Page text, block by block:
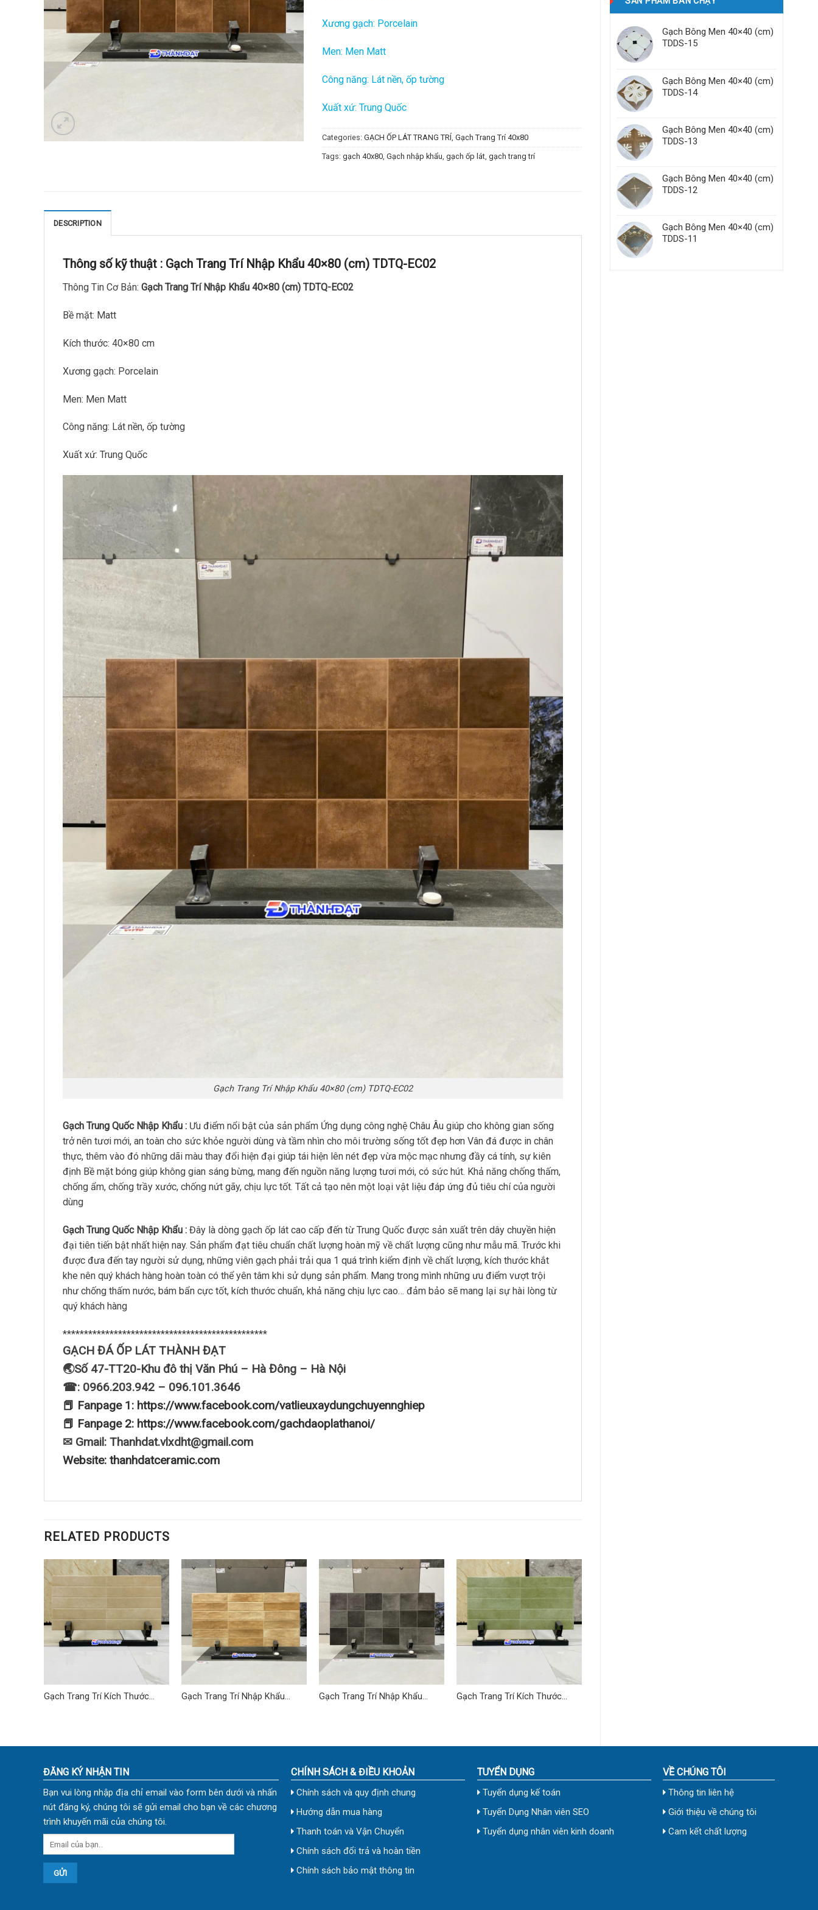
Gạch Bông Men 40×40 (cm)
TDDS-15
Gạch Bông Men 40×40 (cm)
TDDS-14
Gạch Bông Men 40×40 (cm)
TDDS-13
Gạch Bông Men 40×40 (cm)
TDDS-12
Gạch Bông Men 40×40 (cm)
TDDS-11
Xương gạch: Porcelain
Men: Men Matt
Công năng: Lát nền, ốp tường
Xuất xứ: Trung Quốc
Categories: GẠCH ỐP LÁT TRANG TRÍ Gạch Trang Trí 40x80
Tags: gạch 40x80 Gạch nhập khẩu gạch ốp lát gạch trang trí
DESCRIPTION
Thông số kỹ thuật : Gạch Trang Trí Nhập Khẩu 40×80 (cm) TDTQ-EC02
Thông Tin Cơ Bản: Gạch Trang Trí Nhập Khẩu 40×80 (cm) TDTQ-EC02
Bề mặt: Matt
Kích thước: 40×80 cm
Xương gạch: Porcelain
Men: Men Matt
Công năng: Lát nền, ốp tường
Xuất xứ: Trung Quốc
Gạch Trang Trí Nhập Khẩu 40×80 (cm) TDTQ-EC02
Gạch Trung Quốc Nhập Khẩu : Ưu điểm nổi bật của sản phẩm Ứng dụng công nghệ Châu Âu giúp cho không gian sống
trở nên tươi mới, an toàn cho sức khỏe người dùng và tầm nhìn cho môi trường sống tốt đẹp hơn Vân đá được in chân
thực, thêm vào đó những dãi màu thay đổi hiện đại giúp tái hiện lên nét đẹp vừa mộc mạc nhưng đầy cá tính, sự kiên
định Bề mặt bóng giúp không gian sáng bừng, mang đến nguồn năng lượng tươi mới, có sức hút. Khả năng chống thấm,
chống ẩm, chống trầy xước, chống nứt gãy, chịu lực tốt. Tất cả tạo nên một loại vật liệu đáp ứng đủ tiêu chí của người
dùng
Gạch Trung Quốc Nhập Khẩu : Đây là dòng gạch ốp lát cao cấp đến từ Trung Quốc được sản xuất trên dây chuyền hiện
đại tiên tiến bật nhất hiện nay. Sản phẩm đạt tiêu chuẩn chất lượng hoàn mỹ về chất lượng cũng như mẫu mã. Trước khi
được đưa đến tay người sử dụng, những viên gạch phải trải qua 1 quá trình kiểm định về chất lượng, kích thước khắt
khe nên quý khách hàng hoàn toàn có thể yên tâm khi sử dụng sản phẩm. Mang trong mình những ưu điểm vượt trội
như chống thấm nước, bám bẩn cực tốt, kích thước chuẩn, khả năng chịu lực cao… đảm bảo sẽ mang lại sự hài lòng từ
quý khách hàng
************************************************
GẠCH ĐÁ ỐP LÁT THÀNH ĐẠT
🌏Số 47-TT20-Khu đô thị Văn Phú – Hà Đông – Hà Nội
☎: 0966.203.942 – 096.101.3646
📕 Fanpage 1: https://www.facebook.com/vatlieuxaydungchuyennghiep
📕 Fanpage 2: https://www.facebook.com/gachdaoplathanoi/
✉ Gmail: Thanhdat.vlxdht@gmail.com
Website: thanhdatceramic.com
RELATED PRODUCTS
Gạch Trang Trí Kích Thước
Gạch Trang Trí Nhập Khẩu
Gạch Trang Trí Nhập Khẩu
Gạch Trang Trí Kích Thước
ĐĂNG KÝ NHẬN TIN
Bạn vui lòng nhập địa chỉ email vào form bên dưới và nhấn
nút đăng ký, chúng tôi sẽ gửi email cho bạn về các chương
trình khuyến mãi của chúng tôi.
CHÍNH SÁCH & ĐIỀU KHOẢN
Chính sách và quy định chung
Hướng dẫn mua hàng
Thanh toán và Vận Chuyển
Chính sách đổi trả và hoàn tiền
Chính sách bảo mật thông tin
TUYỂN DỤNG
Tuyển dụng kế toán
Tuyển Dụng Nhân viên SEO
Tuyển dụng nhân viên kinh doanh
VỀ CHÚNG TÔI
Thông tin liên hệ
Giới thiệu về chúng tôi
Cam kết chất lượng